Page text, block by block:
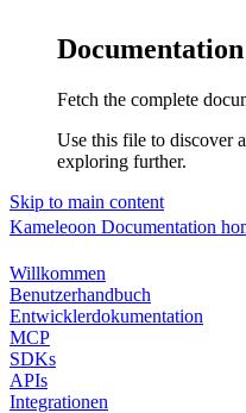
Fetch the complete
Use this file to discover
exploring further.
Skip to main content
Kameleoon Documentation
Willkommen
Benutzerhandbuch
Entwicklerdokumentation
MCP
SDKs
APIs
Integrationen